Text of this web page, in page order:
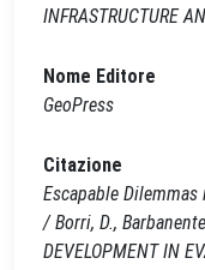
INFRASTRUCTURE
Nome Editore
GeoPress
Citazione
Escapable
/ Borri, D.,
DEVELOPMENT IN